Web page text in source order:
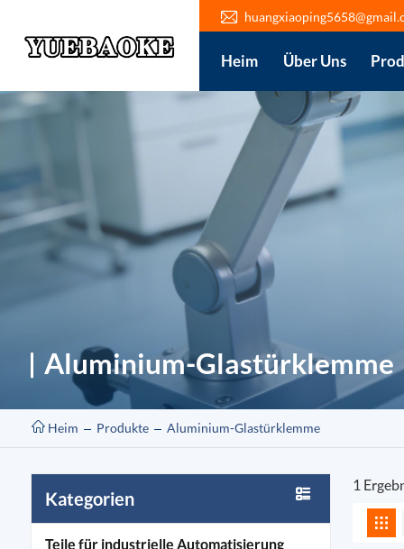
Heim Über Uns
Aluminium-Glastürklemme
Heim Produkte Aluminium-Glastürklemme
Kategorien
Teile für industrielle Automatisierung
1